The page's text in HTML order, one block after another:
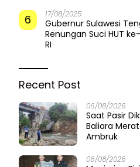
6 17/08/2025
Gubernur Sulawesi
Renungan Suci HUT
RI
Recent Post
06/08/2026
Saat Pasir
Baliara
Ambruk
06/08/2026